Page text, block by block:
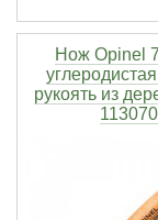
Нож Opinel
рукоять из
113070